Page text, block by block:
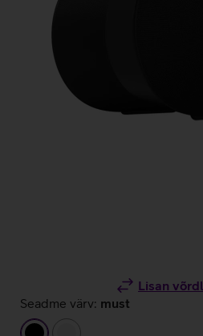
Lisan
Seadme värv: must
must